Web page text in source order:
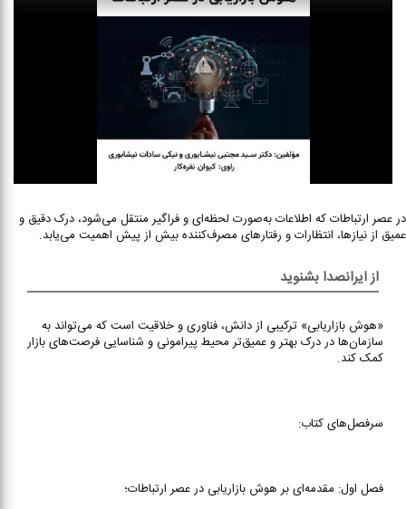
در عصر ارتباطات که اطلاعات به‌صورت لحظه‌ای و فراگیر منتقل می‌شود، درک دقیق و
عمیق از نیازها، انتظارات و رفتارهای مصرف‌کننده بیش از پیش اهمیت می‌یابد.
از ایرانصدا بشنوید
«هوش بازاریابی» ترکیبی از دانش، فناوری و خلاقیت است که می‌تواند به
سازمان‌ها در درک بهتر و عمیق‌تر محیط پیرامونی و شناسایی فرصت‌های بازار
کمک کند.
سرفصل‌های کتاب:
فصل اول: مقدمه‌ای بر هوش بازاریابی در عصر ارتباطات؛